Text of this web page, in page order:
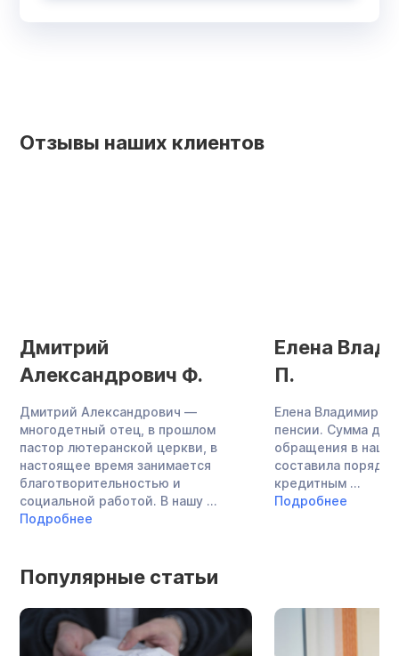
Отзывы наших клиентов
Дмитрий
Александрович Ф.
Дмитрий Александрович —
многодетный отец, в прошлом
пастор лютеранской церкви, в
настоящее время занимается
благотворительностью и
социальной работой. В нашу ...
Подробнее
Елена
П.
Елена
пенсии. Сумма
обращения в нашу
составила
кредитным ...
Подробнее
Популярные статьи